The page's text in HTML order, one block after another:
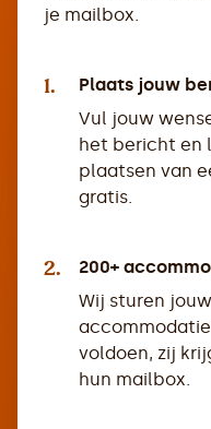
je mailbox.
1.
Plaats jouw
Vul jouw
het bericht en
plaatsen van
gratis.
2.
200+
Wij sturen
voldoen, zij
hun mailbox.